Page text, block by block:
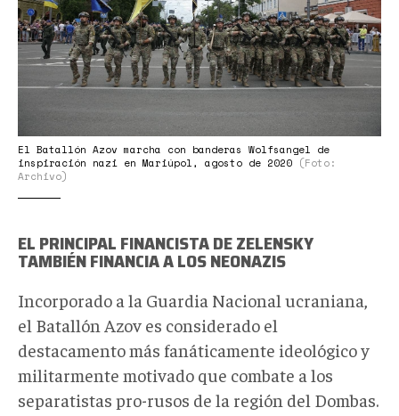
El Batallón Azov marcha con banderas Wolfsangel de
inspiración nazi en Mariúpol, agosto de 2020 (Foto:
Archivo)
EL PRINCIPAL FINANCISTA DE ZELENSKY
TAMBIÉN FINANCIA A LOS NEONAZIS
Incorporado a la Guardia Nacional ucraniana,
el Batallón Azov es considerado el
destacamento más fanáticamente ideológico y
militarmente motivado que combate a los
separatistas pro-rusos de la región del Dombas.